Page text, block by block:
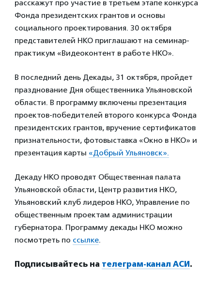
расскажут про участие в третьем этапе конкурса
Фонда президентских грантов и основы
социального проектирования. 30 октября
представителей НКО приглашают на семинар-
практикум «Видеоконтент в работе НКО».
В последний день Декады, 31 октября, пройдет
празднование Дня общественника Ульяновской
области. В программу включены презентация
проектов-победителей второго конкурса Фонда
президентских грантов, вручение сертификатов
признательности, фотовыставка «Окно в НКО» и
презентация карты «Добрый Ульяновск».
Декаду НКО проводят Общественная палата
Ульяновской области, Центр развития НКО,
Ульяновский клуб лидеров НКО, Управление по
общественным проектам администрации
губернатора. Программу декады НКО можно
посмотреть по ссылке.
Подписывайтесь на телеграм-канал АСИ.